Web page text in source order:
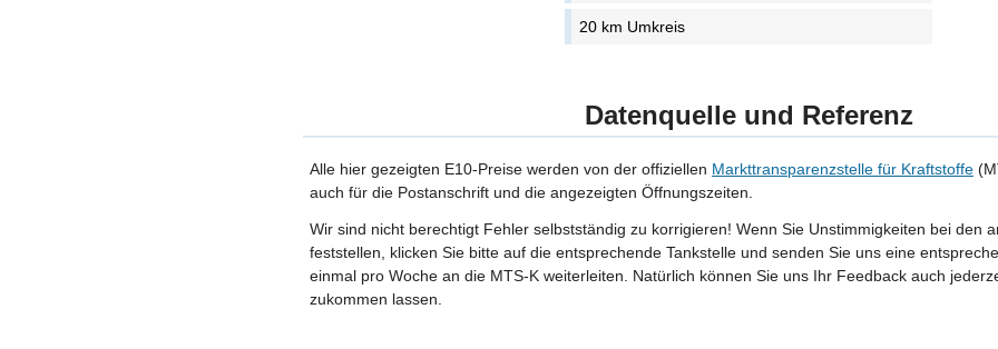
20 km Umkreis
Datenquelle und Referenz
Alle hier gezeigten E10-Preise werden von der offiziellen Markttransparenzstelle für Kraftstoffe
auch für die Postanschrift und die angezeigten Öffnungszeiten.
Wir sind nicht berechtigt Fehler selbstständig zu korrigieren! Wenn Sie Unstimmigkeiten bei den
feststellen, klicken Sie bitte auf die entsprechende Tankstelle und senden Sie uns eine
einmal pro Woche an die MTS-K weiterleiten. Natürlich können Sie uns Ihr Feedback auch
zukommen lassen.